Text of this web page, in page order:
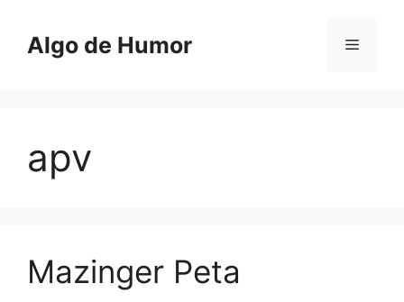
contenido
Algo de Humor Menú
apv
Mazinger Peta